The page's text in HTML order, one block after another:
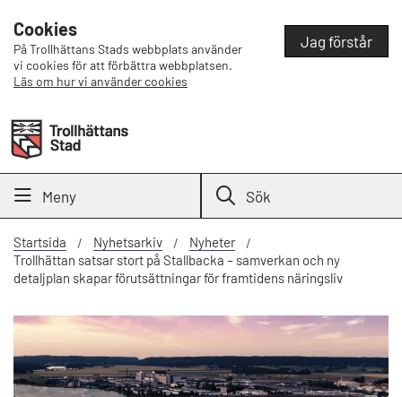
Cookies
På Trollhättans Stads webbplats använder
vi cookies för att förbättra webbplatsen.
Läs om hur vi använder cookies
Jag förstår
Meny Sök
Startsida Nyhetsarkiv
Nyheter
Trollhättan satsar stort på Stallbacka – samverkan och ny
detaljplan skapar förutsättningar för framtidens näringsliv